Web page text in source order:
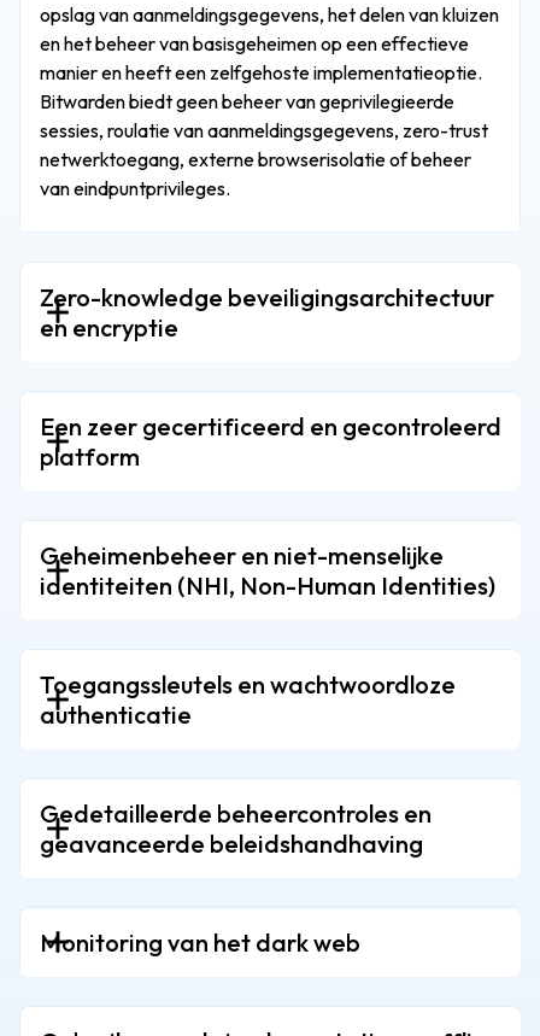
opslag van aanmeldingsgegevens, het delen van kluizen
en het beheer van basisgeheimen op een effectieve
manier en heeft een zelfgehoste implementatieoptie.
Bitwarden biedt geen beheer van geprivilegieerde
sessies, roulatie van aanmeldingsgegevens, zero-trust
netwerktoegang, externe browserisolatie of beheer
van eindpuntprivileges.
Zero-knowledge beveiligingsarchitectuur
en encryptie
Een zeer gecertificeerd en gecontroleerd
platform
Geheimenbeheer en niet-menselijke
identiteiten (NHI, Non-Human Identities)
Toegangssleutels en wachtwoordloze
authenticatie
Gedetailleerde beheercontroles en
geavanceerde beleidshandhaving
Monitoring van het dark web